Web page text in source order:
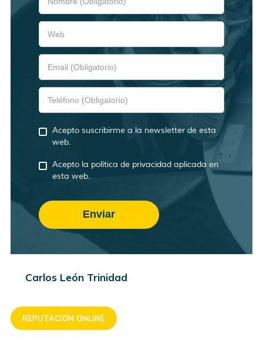
Acepto suscribirme a la newsletter de esta
web.
Acepto la política de privacidad aplicada en
esta web.
Carlos León Trinidad
REPUTACIÓN ONLINE